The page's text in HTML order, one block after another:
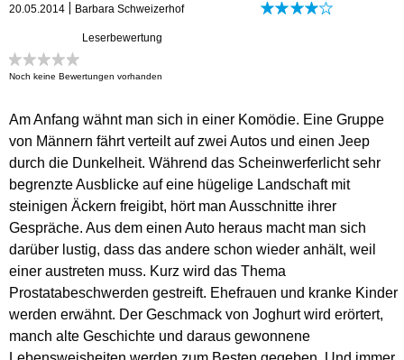
20.05.2014 Barbara Schweizerhof
Leserbewertung
Noch keine Bewertungen vorhanden
Am Anfang wähnt man sich in einer Komödie. Eine Gruppe
von Männern fährt verteilt auf zwei Autos und einen Jeep
durch die Dunkelheit. Während das Scheinwerferlicht sehr
begrenzte Ausblicke auf eine hügelige Landschaft mit
steinigen Äckern freigibt, hört man Ausschnitte ihrer
Gespräche. Aus dem einen Auto heraus macht man sich
darüber lustig, dass das andere schon wieder anhält, weil
einer austreten muss. Kurz wird das Thema
Prostatabeschwerden gestreift. Ehefrauen und kranke Kinder
werden erwähnt. Der Geschmack von Joghurt wird erörtert,
manch alte Geschichte und daraus gewonnene